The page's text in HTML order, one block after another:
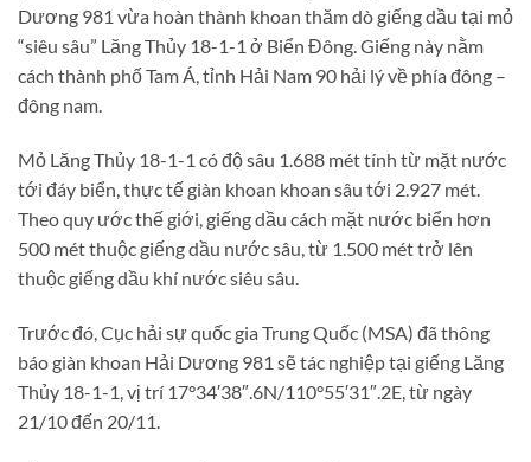
Dương 981 vừa hoàn thành khoan thăm dò giếng dầu tại mỏ
“siêu sâu” Lăng Thủy 18-1-1 ở Biển Đông. Giếng này nằm
cách thành phố Tam Á, tỉnh Hải Nam 90 hải lý về phía đông –
đông nam.
Mỏ Lăng Thủy 18-1-1 có độ sâu 1.688 mét tính từ mặt nước
tới đáy biển, thực tế giàn khoan khoan sâu tới 2.927 mét.
Theo quy ước thế giới, giếng dầu cách mặt nước biển hơn
500 mét thuộc giếng dầu nước sâu, từ 1.500 mét trở lên
thuộc giếng dầu khí nước siêu sâu.
Trước đó, Cục hải sự quốc gia Trung Quốc (MSA) đã thông
báo giàn khoan Hải Dương 981 sẽ tác nghiệp tại giếng Lăng
Thủy 18-1-1, vị trí 17°34′38″.6N/110°55′31″.2E, từ ngày
21/10 đến 20/11.